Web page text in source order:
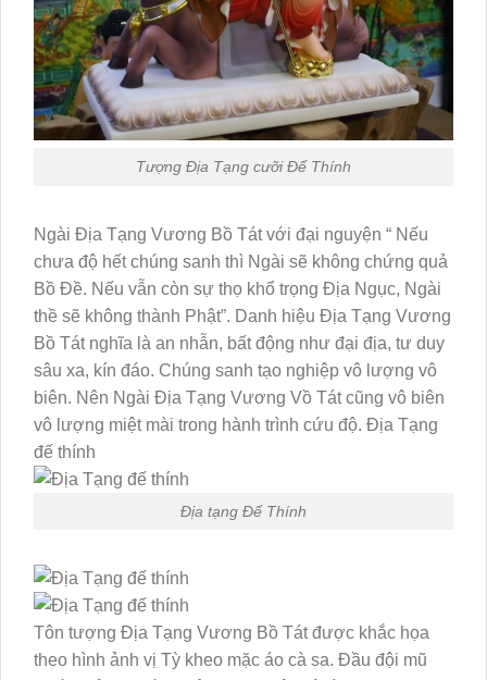
Tượng Địa Tạng cưỡi Đế Thính
Ngài Địa Tạng Vương Bồ Tát với đại nguyện “ Nếu
chưa độ hết chúng sanh thì Ngài sẽ không chứng quả
Bồ Đề. Nếu vẫn còn sự thọ khổ trọng Địa Ngục, Ngài
thề sẽ không thành Phật”. Danh hiệu Địa Tạng Vương
Bồ Tát nghĩa là an nhẫn, bất động như đại địa, tư duy
sâu xa, kín đáo. Chúng sanh tạo nghiệp vô lượng vô
biên. Nên Ngài Địa Tạng Vương Vồ Tát cũng vô biên
vô lượng miệt mài trong hành trình cứu độ. Địa Tạng
đế thính
Địa tạng Đế Thính
Tôn tượng Địa Tạng Vương Bồ Tát được khắc họa
theo hình ảnh vị Tỳ kheo mặc áo cà sa. Đầu đội mũ